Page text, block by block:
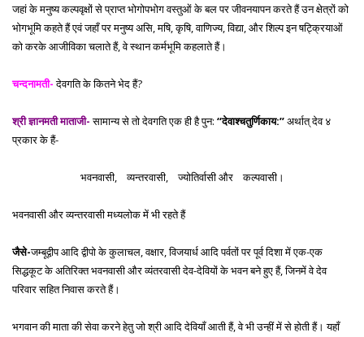
जहां के मनुष्य कल्पवृक्षों से प्राप्त भोगोपभोग वस्तुओं के बल पर जीवनयापन करते हैं उन क्षेत्रों को
भोगभूमि कहते हैं एवं जहाँ पर मनुष्य असि, मषि, कृषि, वाणिज्य, विद्या, और शिल्प इन षट्क्रियाओं
को करके आजीविका चलाते हैं, वे स्थान कर्मभूमि कहलाते हैं।
चन्दनामती-देवगति के कितने भेद हैं?
श्री ज्ञानमती माताजी-सामान्य से तो देवगति एक ही है पुन: ‘‘देवाश्चतुर्णिकाय:’’अर्थात् देव ४
प्रकार के हैं-
भवनवासी, व्यन्तरवासी, ज्योतिर्वासी और कल्पवासी।
भवनवासी और व्यन्तरवासी मध्यलोक में भी रहते हैं
जैसे-जम्बूद्वीप आदि द्वीपो के कुलाचल, वक्षार, विजयार्ध आदि पर्वतों पर पूर्व दिशा में एक-एक
सिद्धकूट के अतिरिक्त भवनवासी और व्यंतरवासी देव-देवियों के भवन बने हुए हैं, जिनमें वे देव
परिवार सहित निवास करते हैं।
भगवान की माता की सेवा करने हेतु जो श्री आदि देवियाँ आती हैं, वे भी उन्हीं में से होती हैं। यहाँ